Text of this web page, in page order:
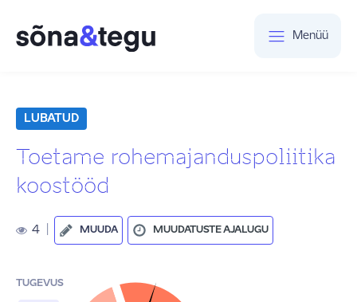
Menüü
LUBATUD
Toetame rohemajanduspoliitika
koostööd
4 MUUDA MUUDATUSTE AJALUGU
TUGEVUS